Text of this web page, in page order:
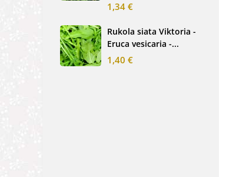
1,34 €
Rukola siata Viktoria -
Eruca vesicaria -...
1,40 €